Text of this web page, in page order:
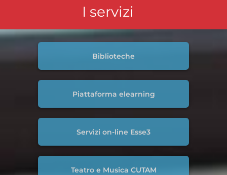
I servizi
Biblioteche
Piattaforma elearning
Servizi on-line Esse3
Teatro e Musica CUTAM